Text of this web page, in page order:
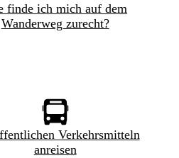
finde ich mich auf dem
Wanderweg zurecht?
Verkehrsmitteln
anreisen